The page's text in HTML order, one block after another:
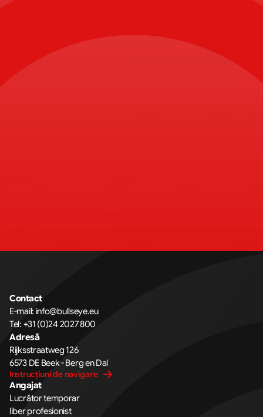
Contact
E-mail: info@bullseye.eu
Tel: +31 (0)24 2027 800
Adresă
Rijksstraatweg 126
6573 DE Beek - Berg en Dal
Instrucțiuni de navigare
Angajat
Lucrător temporar
liber profesionist